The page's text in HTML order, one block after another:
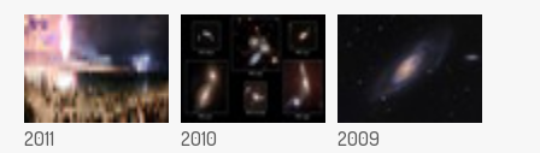
2011 2010 2009